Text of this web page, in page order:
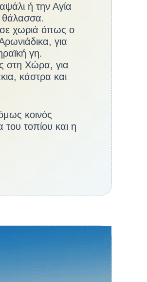
ή την Αγία
θάλασσα.
χωριά όπως ο
για
γη.
στη Χώρα, για
κάστρα και
κοινός
τοπίου και η